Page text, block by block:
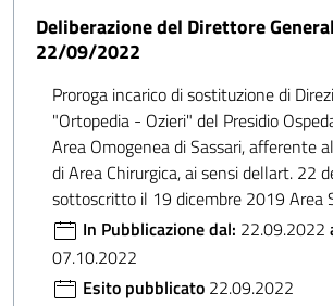
Deliberazione del Direttore
22/09/2022
Proroga incarico di sostituzione di
"Ortopedia - Ozieri" del Presidio
Area Omogenea di Sassari, afferente
di Area Chirurgica, ai sensi dellart. 22
sottoscritto il 19 dicembre 2019 Area
In Pubblicazione dal: 22.09.2022
07.10.2022
Esito pubblicato 22.09.2022